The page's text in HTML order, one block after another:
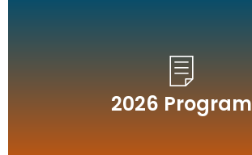
2026 Program
2026 Program